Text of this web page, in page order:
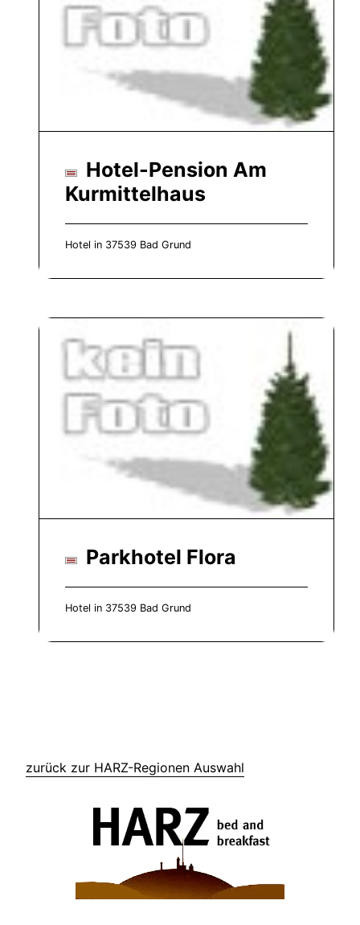
Hotel-Pension Am
Kurmittelhaus
Hotel in 37539 Bad Grund
Parkhotel Flora
Hotel in 37539 Bad Grund
zurück zur HARZ-Regionen Auswahl